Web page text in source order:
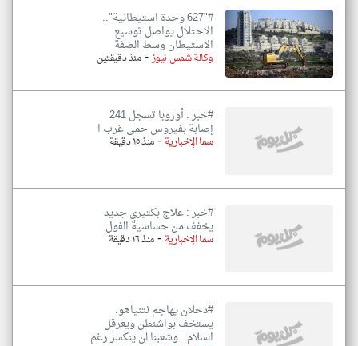
#"627 وحدة استيطانية"..
الاحتلال يواصل توسيع
الاستيطان وسط الضفة
وكالة شمس نيوز-منذ دقيقتين
#خبر : أوروبا تسجل 241
إصابة بفيروس حمى غرب ا
سما الإخبارية-منذ ١٥ دقيقة
#خبر : علاج بكتيري جديد
يخفف من حساسية الفول
سما الإخبارية -منذ ١٦ دقيقة
#دحلان يهاجم نتنياهو:
يستخف بواشنطن ويعرقل
السلام.. وشعبنا لن ينكسر رغم